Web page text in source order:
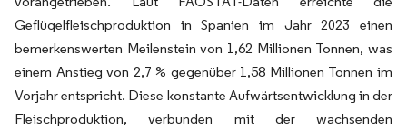
Geflügelfleischproduktion in Spanien im Jahr 2023 einen
bemerkenswerten Meilenstein von 1,62 Millionen Tonnen, was
einem Anstieg von 2,7 % gegenüber 1,58 Millionen Tonnen im
Vorjahr entspricht. Diese konstante Aufwärtsentwicklung in der
Fleischproduktion, verbunden mit der wachsenden